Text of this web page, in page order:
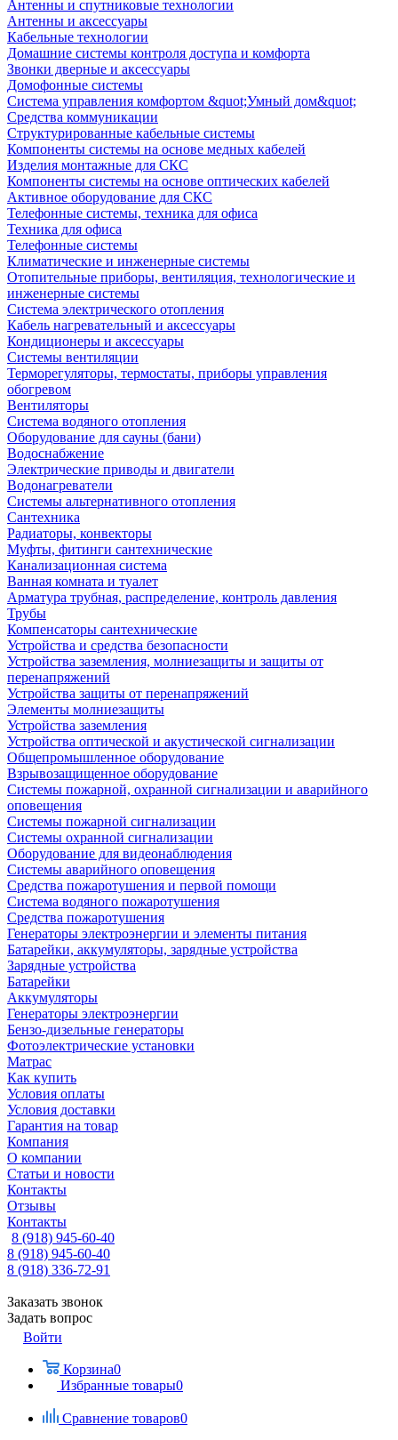
Антенны и спутниковые технологии
Антенны и аксессуары
Кабельные технологии
Домашние системы контроля доступа и комфорта
Звонки дверные и аксессуары
Домофонные системы
Система управления комфортом &quot;Умный дом&quot;
Средства коммуникации
Структурированные кабельные системы
Компоненты системы на основе медных кабелей
Изделия монтажные для СКС
Компоненты системы на основе оптических кабелей
Активное оборудование для СКС
Телефонные системы, техника для офиса
Техника для офиса
Телефонные системы
Климатические и инженерные системы
Отопительные приборы, вентиляция, технологические и
инженерные системы
Система электрического отопления
Кабель нагревательный и аксессуары
Кондиционеры и аксессуары
Системы вентиляции
Терморегуляторы, термостаты, приборы управления
обогревом
Вентиляторы
Система водяного отопления
Оборудование для сауны (бани)
Водоснабжение
Электрические приводы и двигатели
Водонагреватели
Системы альтернативного отопления
Сантехника
Радиаторы, конвекторы
Муфты, фитинги сантехнические
Канализационная система
Ванная комната и туалет
Арматура трубная, распределение, контроль давления
Трубы
Компенсаторы сантехнические
Устройства и средства безопасности
Устройства заземления, молниезащиты и защиты от
перенапряжений
Устройства защиты от перенапряжений
Элементы молниезащиты
Устройства заземления
Устройства оптической и акустической сигнализации
Общепромышленное оборудование
Взрывозащищенное оборудование
Системы пожарной, охранной сигнализации и аварийного
оповещения
Системы пожарной сигнализации
Системы охранной сигнализации
Оборудование для видеонаблюдения
Системы аварийного оповещения
Средства пожаротушения и первой помощи
Система водяного пожаротушения
Средства пожаротушения
Генераторы электроэнергии и элементы питания
Батарейки, аккумуляторы, зарядные устройства
Зарядные устройства
Батарейки
Аккумуляторы
Генераторы электроэнергии
Бензо-дизельные генераторы
Фотоэлектрические установки
Матрас
Как купить
Условия оплаты
Условия доставки
Гарантия на товар
Компания
О компании
Статьи и новости
Контакты
Отзывы
Контакты
8 (918) 945-60-40
8 (918) 945-60-40
8 (918) 336-72-91
Заказать звонок
Задать вопрос
Войти
Корзина0
Избранные товары0
Сравнение товаров0